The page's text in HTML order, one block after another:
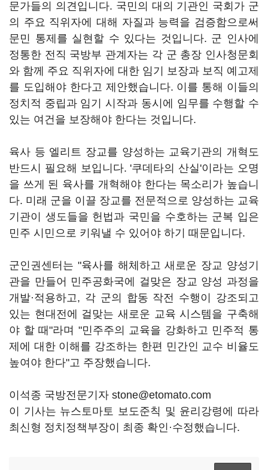
문가들의 의견입니다. 국민의 대의 기관인 국회가 군
의 주요 직위자에 대해 자질과 능력을 검증함으로써
문민 통제를 실현할 수 있다는 것입니다. 군 인사에
정통한 전직 국방부 관계자는 각 군 총장 인사청문회
와 함께 주요 직위자에 대한 임기 보장과 보직 예고제
를 도입해야 한다고 제안했습니다. 이를 통해 이들의
정치적 중립과 임기 시작과 동시에 임무를 수행할 수
있는 여건을 보장해야 한다는 것입니다.
육사 등 엘리트 장교를 양성하는 교육기관의 개혁도
반드시 필요해 보입니다. '쿠데타의 산실'이라는 오명
을 쓰게 된 육사를 개혁해야 한다는 목소리가 높습니
다. 미래 군을 이끌 장교를 전문적으로 양성하는 교육
기관이 생도들을 헌법과 국민을 수호하는 군복 입은
민주 시민으로 키워낼 수 있어야 하기 때문입니다.
군인권센터는 "육사를 해체하고 새로운 장교 양성기
관을 만들어 민주공화국에 걸맞은 장교 양성 과정을
개발·적용하고, 각 군의 합동 작전 수행이 강조되고
있는 현대전에 걸맞는 새로운 교육 시스템을 구축해
야 할 때"라며 "민주주의 교육을 강화하고 민주적 통
제에 대한 이해를 강조하는 한편 민간인 교수 비율도
높여야 한다"고 주장했습니다.
이석종 국방전문기자 stone@etomato.com
이 기사는 뉴스토마토 보도준칙 및 윤리강령에 따라
최신형 정치정책부장이 최종 확인·수정했습니다.